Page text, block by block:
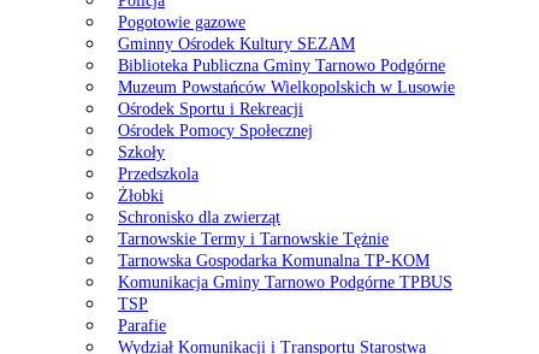
Pogotowie gazowe
Gminny Ośrodek Kultury SEZAM
Biblioteka Publiczna Gminy Tarnowo Podgórne
Muzeum Powstańców Wielkopolskich w Lusowie
Ośrodek Sportu i Rekreacji
Ośrodek Pomocy Społecznej
Szkoły
Przedszkola
Żłobki
Schronisko dla zwierząt
Tarnowskie Termy i Tarnowskie Tężnie
Tarnowska Gospodarka Komunalna TP-KOM
Komunikacja Gminy Tarnowo Podgórne TPBUS
TSP
Parafie
Wydział Komunikacji i Transportu Starostwa